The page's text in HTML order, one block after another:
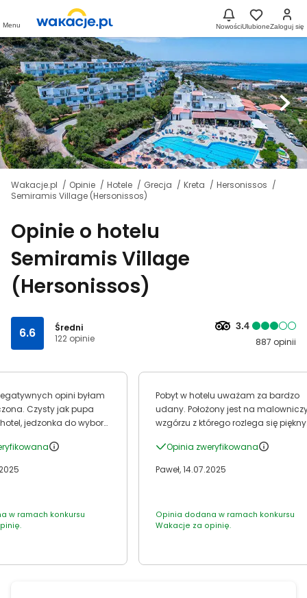
Menu NowościUlubioneZaloguj się
Wakacje.pl Opinie Hotele Grecja Kreta
Hersonissos
Semiramis Village (Hersonissos)
Opinie o hotelu
Semiramis Village
(Hersonissos)
6.6
Średni
122 opinie
3.4
887 opinii
opini byłam
Czysty jak pupa
jedzonka do wyboru
melony. Super ciepli
w ramach konkursu
Pobyt w hotelu uważam za bardzo
udany. Położony jest na
wzgórzu z którego rozlega się piękny
duże, chociaż widać że hotel ma
lata.
Opinia zweryfikowana
Paweł, 14.07.2025
Opinia dodana w ramach konkursu
Wakacje za opinię.